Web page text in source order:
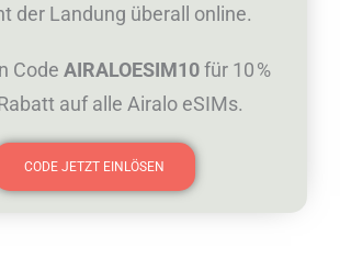
der Landung überall online.
Code AIRALOESIM10für 10 %
auf alle Airalo eSIMs.
CODE JETZT EINLÖSEN